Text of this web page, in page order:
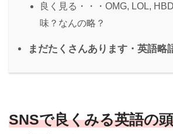
良く見る・・・OMG, LOL,
味？なんの略？
まだたくさんあります・英語略
SNSで良くみる英語の